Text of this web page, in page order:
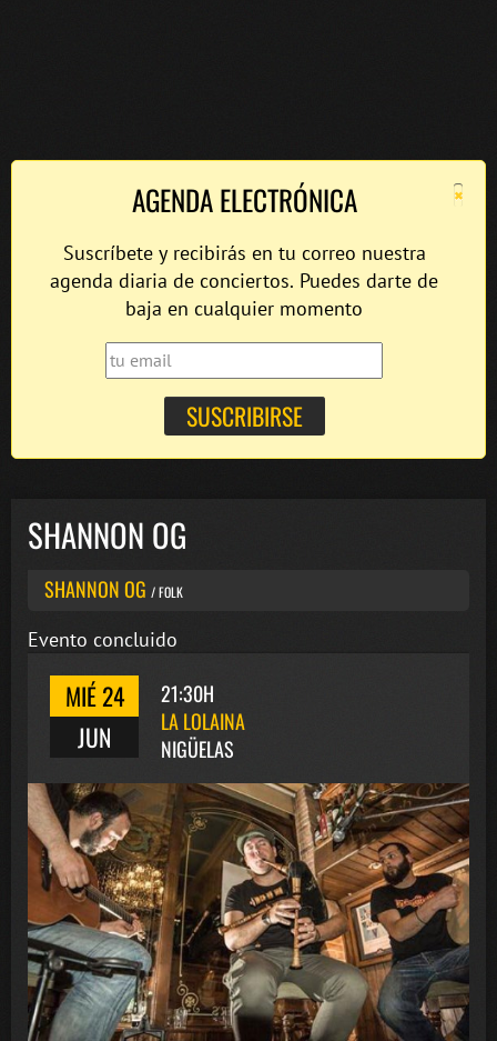
×
AGENDA ELECTRÓNICA
Suscríbete y recibirás en tu correo nuestra
agenda diaria de conciertos. Puedes darte de
baja en cualquier momento
SHANNON OG
SHANNON OG / FOLK
Evento concluido
MIÉ 24
JUN
21:30H
LA LOLAINA
NIGÜELAS